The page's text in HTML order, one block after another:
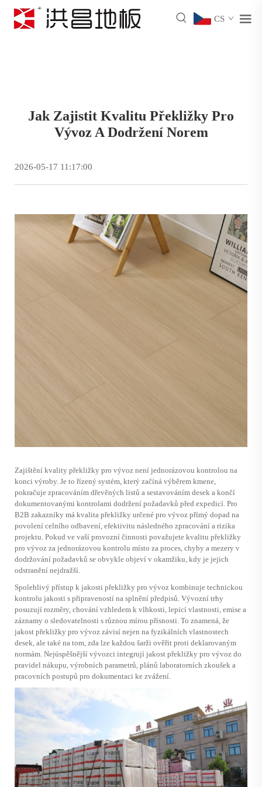
CS
Jak Zajistit Kvalitu Překližky Pro
Vývoz A Dodržení Norem
2026-05-17 11:17:00
Zajištění kvality překližky pro vývoz není jednorázovou kontrolou na
konci výroby. Je to řízený systém, který začíná výběrem kmene,
pokračuje zpracováním dřevěných listů a sestavováním desek a končí
dokumentovanými kontrolami dodržení požadavků před expedicí. Pro
B2B zakazníky má kvalita překližky určené pro vývoz přímý dopad na
povolení celního odbavení, efektivitu následného zpracování a rizika
projektu. Pokud ve vaší provozní činnosti považujete kvalitu překližky
pro vývoz za jednorázovou kontrolu místo za proces, chyby a mezery v
dodržování požadavků se obvykle objeví v okamžiku, kdy je jejich
odstranění nejdražší.
Spolehlivý přístup k jakosti překližky pro vývoz kombinuje technickou
kontrolu jakosti s připraveností na splnění předpisů. Vývozní trhy
posuzují rozměry, chování vzhledem k vlhkosti, lepicí vlastnosti, emise a
záznamy o sledovatelnosti s různou mírou přísnosti. To znamená, že
jakost překližky pro vývoz závisí nejen na fyzikálních vlastnostech
desek, ale také na tom, zda lze každou šarži ověřit proti deklarovaným
normám. Nejúspěšnější vývozci integrují jakost překližky pro vývoz do
pravidel nákupu, výrobních parametrů, plánů laboratorních zkoušek a
pracovních postupů pro dokumentaci ke zvážení.